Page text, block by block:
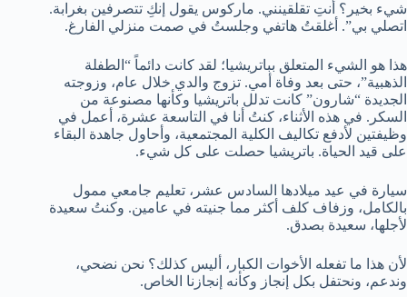
شيء بخير؟ أنتِ تقلقينني. ماركوس يقول إنكِ تتصرفين بغرابة.
اتصلي بي”. أغلقتُ هاتفي وجلستُ في صمت منزلي الفارغ.
هذا هو الشيء المتعلق بباتريشيا؛ لقد كانت دائماً “الطفلة
الذهبية”، حتى بعد وفاة أمي. تزوج والدي خلال عام، وزوجته
الجديدة “شارون” كانت تدلل باتريشيا وكأنها مصنوعة من
السكر. في هذه الأثناء، كنتُ أنا في التاسعة عشرة، أعمل في
وظيفتين لأدفع تكاليف الكلية المجتمعية، وأحاول جاهدة البقاء
على قيد الحياة. باتريشيا حصلت على كل شيء.
سيارة في عيد ميلادها السادس عشر، تعليم جامعي ممول
بالكامل، وزفاف كلف أكثر مما جنيته في عامين. وكنتُ سعيدة
لأجلها، سعيدة بصدق.
لأن هذا ما تفعله الأخوات الكبار، أليس كذلك؟ نحن نضحي،
وندعم، ونحتفل بكل إنجاز وكأنه إنجازنا الخاص.